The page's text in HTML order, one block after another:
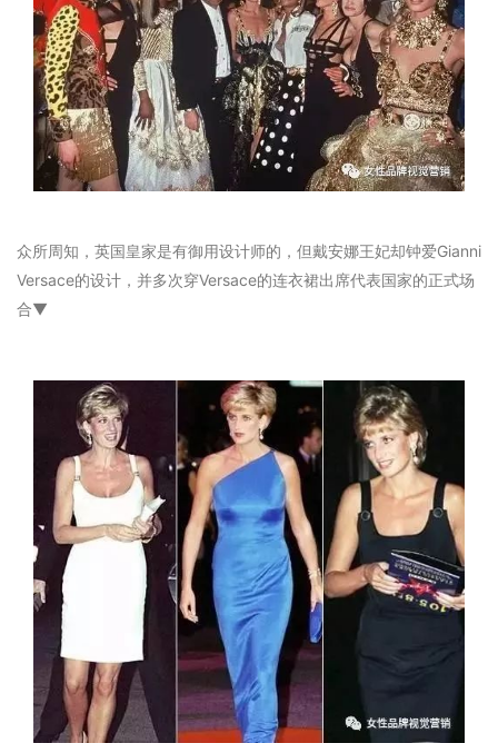
众所周知，英国皇家是有御用设计师的，但戴安娜王妃却钟爱Gianni
Versace的设计，并多次穿Versace的连衣裙出席代表国家的正式场
合▼